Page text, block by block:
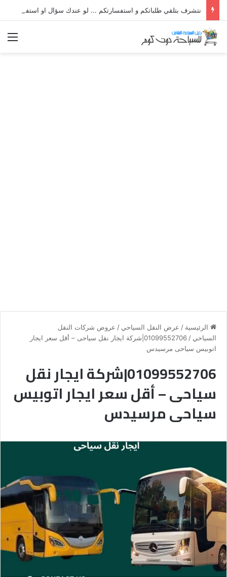
نتشرف بتلقي طلباتكم و استفسارتكم ... لو عندك سؤال او استفسار ماتدرددش فى طلب المساعدة
الرئيسية / عرض النقل السياحي / عروض شركات النقل
السياحي /
01099552706|شركة ايجار نقل سياحى – أقل سعر ايجار
اتوبيس سياحى مرسيدس
01099552706|شركة ايجار نقل
سياحى – أقل سعر ايجار اتوبيس
سياحى مرسيدس